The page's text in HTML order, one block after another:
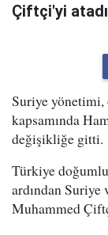
Çiftçi'yi
Suriye yönetimi,
kapsamında
değişikliğe gitti.
Türkiye
ardından Suriye
Muhammed